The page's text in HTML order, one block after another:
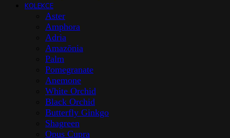
KOLEKCE
Aster
Amphora
Adria
Amazōnia
Palm
Pomegranate
Anemone
White Orchid
Black Orchid
Butterfly Ginkgo
Shagreen
Opus Cupra